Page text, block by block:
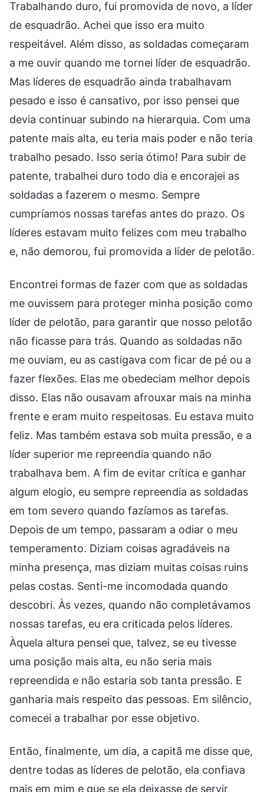
Trabalhando duro, fui promovida de novo, a líder
de esquadrão. Achei que isso era muito
respeitável. Além disso, as soldadas começaram
a me ouvir quando me tornei líder de esquadrão.
Mas líderes de esquadrão ainda trabalhavam
pesado e isso é cansativo, por isso pensei que
devia continuar subindo na hierarquia. Com uma
patente mais alta, eu teria mais poder e não teria
trabalho pesado. Isso seria ótimo! Para subir de
patente, trabalhei duro todo dia e encorajei as
soldadas a fazerem o mesmo. Sempre
cumpríamos nossas tarefas antes do prazo. Os
líderes estavam muito felizes com meu trabalho
e, não demorou, fui promovida a líder de pelotão.
Encontrei formas de fazer com que as soldadas
me ouvissem para proteger minha posição como
líder de pelotão, para garantir que nosso pelotão
não ficasse para trás. Quando as soldadas não
me ouviam, eu as castigava com ficar de pé ou a
fazer flexões. Elas me obedeciam melhor depois
disso. Elas não ousavam afrouxar mais na minha
frente e eram muito respeitosas. Eu estava muito
feliz. Mas também estava sob muita pressão, e a
líder superior me repreendia quando não
trabalhava bem. A fim de evitar crítica e ganhar
algum elogio, eu sempre repreendia as soldadas
em tom severo quando fazíamos as tarefas.
Depois de um tempo, passaram a odiar o meu
temperamento. Diziam coisas agradáveis na
minha presença, mas diziam muitas coisas ruins
pelas costas. Senti-me incomodada quando
descobri. Às vezes, quando não completávamos
nossas tarefas, eu era criticada pelos líderes.
Àquela altura pensei que, talvez, se eu tivesse
uma posição mais alta, eu não seria mais
repreendida e não estaria sob tanta pressão. E
ganharia mais respeito das pessoas. Em silêncio,
comecei a trabalhar por esse objetivo.
Então, finalmente, um dia, a capitã me disse que,
dentre todas as líderes de pelotão, ela confiava
mais em mim e que se ela deixasse de servir